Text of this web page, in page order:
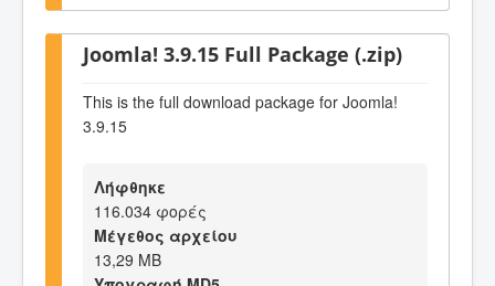
Joomla! 3.9.15 Full Package (.zip)
This is the full download package for Joomla!
3.9.15
Λήφθηκε
116.034 φορές
Μέγεθος αρχείου
13,29 MB